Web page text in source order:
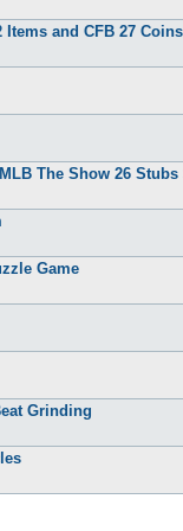
and CFB 27
The Show 26
Game
Grinding